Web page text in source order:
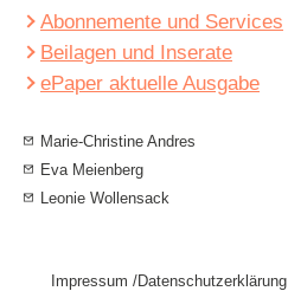
Abonnemente und Services
Beilagen und Inserate
ePaper aktuelle Ausgabe
Marie-Christine Andres
Eva Meienberg
Leonie Wollensack
Impressum Datenschutzerklärung